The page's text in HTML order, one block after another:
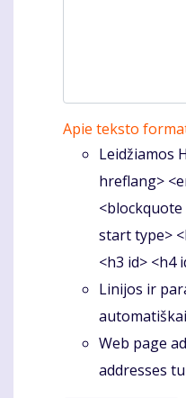
Apie teksto
Leidžiamos
hreflang>
<blockquote
start type>
<h3 id> <h4
Linijos ir
automatiškai
Web page
addresses